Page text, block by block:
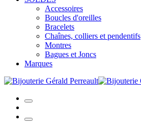
Accessoires
Boucles d'oreilles
Bracelets
Chaînes, colliers et pendentifs
Montres
Bagues et Joncs
Marques